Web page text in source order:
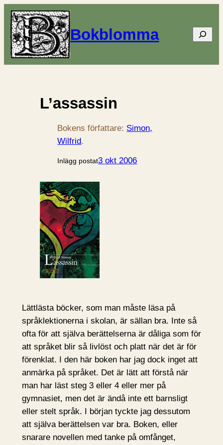
Bokblomma Sök
L’assassin
Bokens författare: Simon,
Wilfrid.
Inlägg postat3 okt 2006
Lättlästa böcker, som man måste läsa på
språklektionerna i skolan, är sällan bra. Inte så
ofta för att själva berättelserna är dåliga som för
att språket blir så livlöst och platt när det är för
förenklat. I den här boken har jag dock inget att
anmärka på språket. Det är lätt att förstå när
man har läst steg 3 eller 4 eller mer på
gymnasiet, men det är ändå inte ett barnsligt
eller stelt språk. I början tyckte jag dessutom
att själva berättelsen var bra. Boken, eller
snarare novellen med tanke på omfånget,